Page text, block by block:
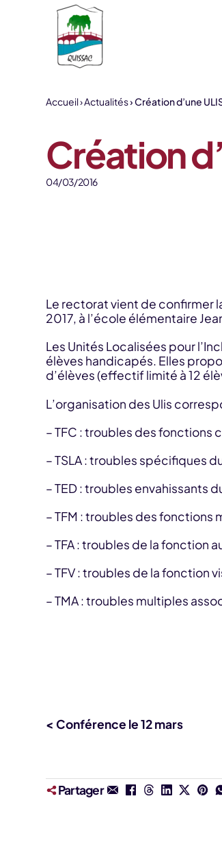
Aller au contenu
Accueil Actualités Création d’une
Création
04/03/2016
Le rectorat vient de confirmer
2017, à l’école élémentaire
Les Unités Localisées pour
élèves handicapés. Elles
d’élèves (effectif limité à 12
L’organisation des Ulis
– TFC : troubles des fonctions
– TSLA : troubles spécifiques
– TED : troubles envahissants
– TFM : troubles des fonctions
– TFA : troubles de la fonction
– TFV : troubles de la fonction
– TMA : troubles multiples
< Conférence le 12 mars
Partager